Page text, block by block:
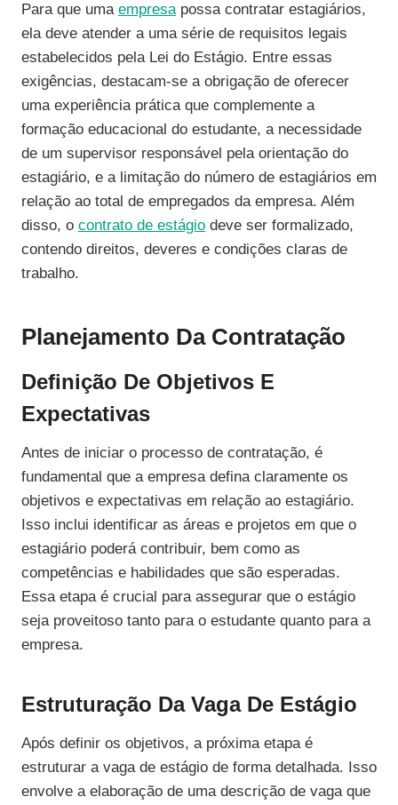
Para que uma empresapossa contratar estagiários,
ela deve atender a uma série de requisitos legais
estabelecidos pela Lei do Estágio. Entre essas
exigências, destacam-se a obrigação de oferecer
uma experiência prática que complemente a
formação educacional do estudante, a necessidade
de um supervisor responsável pela orientação do
estagiário, e a limitação do número de estagiários em
relação ao total de empregados da empresa. Além
disso, o contrato de estágio deve ser formalizado,
contendo direitos, deveres e condições claras de
trabalho.
Planejamento Da Contratação
Definição De Objetivos E
Expectativas
Antes de iniciar o processo de contratação, é
fundamental que a empresa defina claramente os
objetivos e expectativas em relação ao estagiário.
Isso inclui identificar as áreas e projetos em que o
estagiário poderá contribuir, bem como as
competências e habilidades que são esperadas.
Essa etapa é crucial para assegurar que o estágio
seja proveitoso tanto para o estudante quanto para a
empresa.
Estruturação Da Vaga De Estágio
Após definir os objetivos, a próxima etapa é
estruturar a vaga de estágio de forma detalhada. Isso
envolve a elaboração de uma descrição de vaga que